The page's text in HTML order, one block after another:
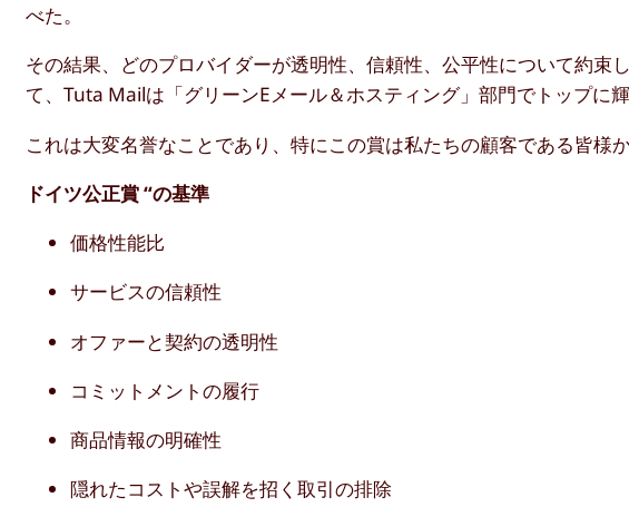
べた。
その結果、どのプロバイダーが透明性、信頼性、公平性について約束
て、Tuta Mailは「グリーンEメール＆ホスティング」部門でトップに輝
これは大変名誉なことであり、特にこの賞は私たちの顧客である皆様
ドイツ公正賞 “の基準
価格性能比
サービスの信頼性
オファーと契約の透明性
コミットメントの履行
商品情報の明確性
隠れたコストや誤解を招く取引の排除